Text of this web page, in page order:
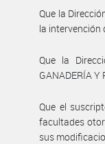
Que la
la intervención
Que la
GANADERÍA
Que el
facultades
sus